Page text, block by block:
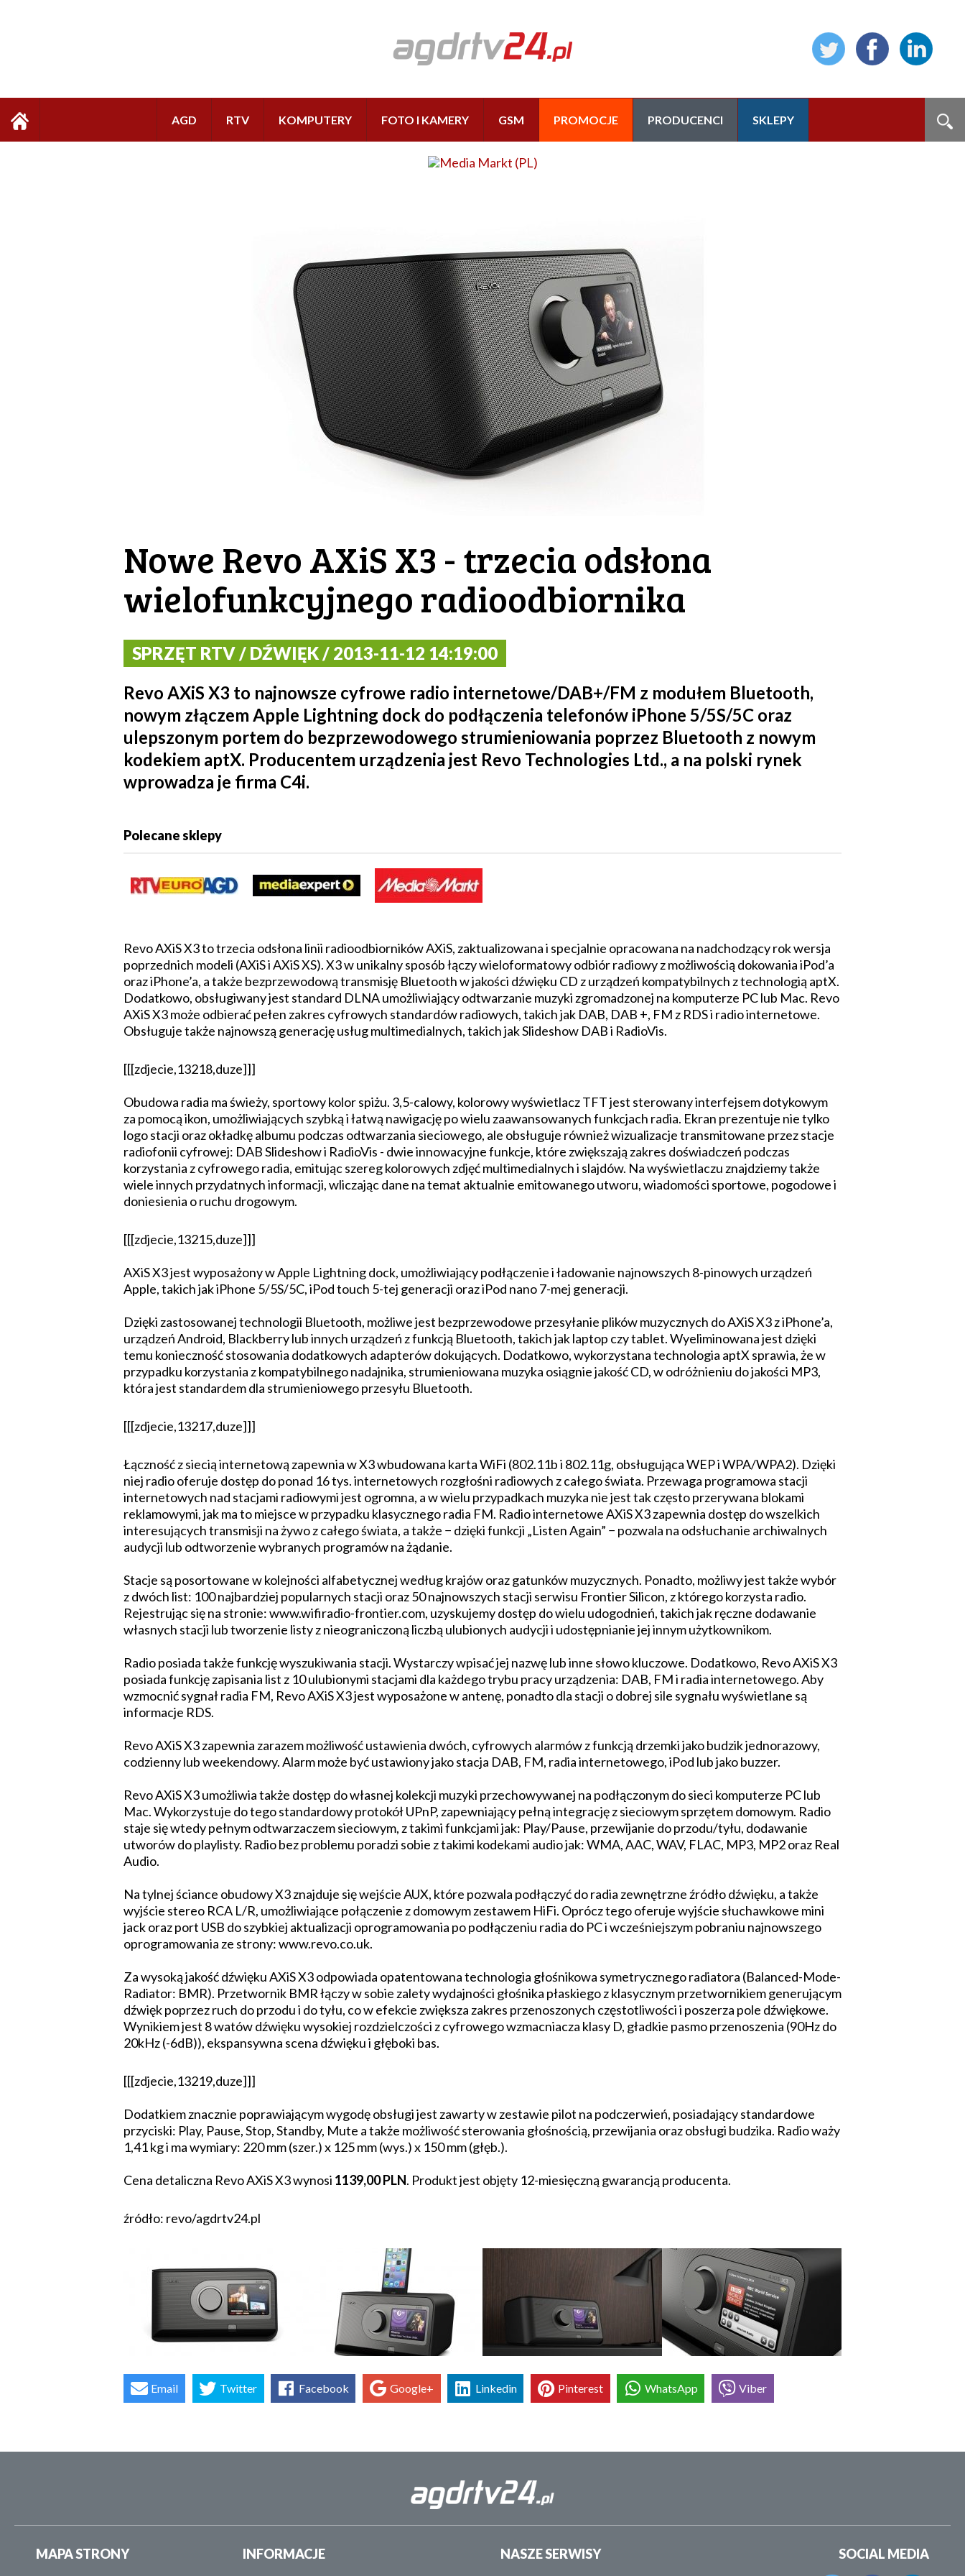
AGD RTV KOMPUTERY FOTO I KAMERY GSM PROMOCJE PRODUCENCI SKLEPY
Nowe Revo AXiS X3 - trzecia odsłona
wielofunkcyjnego radioodbiornika
SPRZĘT RTV / DŹWIĘK / 2013-11-12 14:19:00
Revo AXiS X3 to najnowsze cyfrowe radio internetowe/DAB+/FM z modułem Bluetooth,
nowym złączem Apple Lightning dock do podłączenia telefonów iPhone 5/5S/5C oraz
ulepszonym portem do bezprzewodowego strumieniowania poprzez Bluetooth z nowym
kodekiem aptX. Producentem urządzenia jest Revo Technologies Ltd., a na polski rynek
wprowadza je firma C4i.
Polecane sklepy
Revo AXiS X3 to trzecia odsłona linii radioodbiorników AXiS, zaktualizowana i specjalnie opracowana na nadchodzący rok wersja
poprzednich modeli (AXiS i AXiS XS). X3 w unikalny sposób łączy wieloformatowy odbiór radiowy z możliwością dokowania iPod’a
oraz iPhone’a, a także bezprzewodową transmisję Bluetooth w jakości dźwięku CD z urządzeń kompatybilnych z technologią aptX.
Dodatkowo, obsługiwany jest standard DLNA umożliwiający odtwarzanie muzyki zgromadzonej na komputerze PC lub Mac. Revo
AXiS X3 może odbierać pełen zakres cyfrowych standardów radiowych, takich jak DAB, DAB +, FM z RDS i radio internetowe.
Obsługuje także najnowszą generację usług multimedialnych, takich jak Slideshow DAB i RadioVis.
[[[zdjecie,13218,duze]]]
Obudowa radia ma świeży, sportowy kolor spiżu. 3,5-calowy, kolorowy wyświetlacz TFT jest sterowany interfejsem dotykowym
za pomocą ikon, umożliwiających szybką i łatwą nawigację po wielu zaawansowanych funkcjach radia. Ekran prezentuje nie tylko
logo stacji oraz okładkę albumu podczas odtwarzania sieciowego, ale obsługuje również wizualizacje transmitowane przez stacje
radiofonii cyfrowej: DAB Slideshow i RadioVis - dwie innowacyjne funkcje, które zwiększają zakres doświadczeń podczas
korzystania z cyfrowego radia, emitując szereg kolorowych zdjęć multimedialnych i slajdów. Na wyświetlaczu znajdziemy także
wiele innych przydatnych informacji, wliczając dane na temat aktualnie emitowanego utworu, wiadomości sportowe, pogodowe i
doniesienia o ruchu drogowym.
[[[zdjecie,13215,duze]]]
AXiS X3 jest wyposażony w Apple Lightning dock, umożliwiający podłączenie i ładowanie najnowszych 8-pinowych urządzeń
Apple, takich jak iPhone 5/5S/5C, iPod touch 5-tej generacji oraz iPod nano 7-mej generacji.
Dzięki zastosowanej technologii Bluetooth, możliwe jest bezprzewodowe przesyłanie plików muzycznych do AXiS X3 z iPhone’a,
urządzeń Android, Blackberry lub innych urządzeń z funkcją Bluetooth, takich jak laptop czy tablet. Wyeliminowana jest dzięki
temu konieczność stosowania dodatkowych adapterów dokujących. Dodatkowo, wykorzystana technologia aptX sprawia, że w
przypadku korzystania z kompatybilnego nadajnika, strumieniowana muzyka osiągnie jakość CD, w odróżnieniu do jakości MP3,
która jest standardem dla strumieniowego przesyłu Bluetooth.
[[[zdjecie,13217,duze]]]
Łączność z siecią internetową zapewnia w X3 wbudowana karta WiFi (802.11b i 802.11g, obsługująca WEP i WPA/WPA2). Dzięki
niej radio oferuje dostęp do ponad 16 tys. internetowych rozgłośni radiowych z całego świata. Przewaga programowa stacji
internetowych nad stacjami radiowymi jest ogromna, a w wielu przypadkach muzyka nie jest tak często przerywana blokami
reklamowymi, jak ma to miejsce w przypadku klasycznego radia FM. Radio internetowe AXiS X3 zapewnia dostęp do wszelkich
interesujących transmisji na żywo z całego świata, a także − dzięki funkcji „Listen Again” − pozwala na odsłuchanie archiwalnych
audycji lub odtworzenie wybranych programów na żądanie.
Stacje są posortowane w kolejności alfabetycznej według krajów oraz gatunków muzycznych. Ponadto, możliwy jest także wybór
z dwóch list: 100 najbardziej popularnych stacji oraz 50 najnowszych stacji serwisu Frontier Silicon, z którego korzysta radio.
Rejestrując się na stronie: www.wifiradio-frontier.com, uzyskujemy dostęp do wielu udogodnień, takich jak ręczne dodawanie
własnych stacji lub tworzenie listy z nieograniczoną liczbą ulubionych audycji i udostępnianie jej innym użytkownikom.
Radio posiada także funkcję wyszukiwania stacji. Wystarczy wpisać jej nazwę lub inne słowo kluczowe. Dodatkowo, Revo AXiS X3
posiada funkcję zapisania list z 10 ulubionymi stacjami dla każdego trybu pracy urządzenia: DAB, FM i radia internetowego. Aby
wzmocnić sygnał radia FM, Revo AXiS X3 jest wyposażone w antenę, ponadto dla stacji o dobrej sile sygnału wyświetlane są
informacje RDS.
Revo AXiS X3 zapewnia zarazem możliwość ustawienia dwóch, cyfrowych alarmów z funkcją drzemki jako budzik jednorazowy,
codzienny lub weekendowy. Alarm może być ustawiony jako stacja DAB, FM, radia internetowego, iPod lub jako buzzer.
Revo AXiS X3 umożliwia także dostęp do własnej kolekcji muzyki przechowywanej na podłączonym do sieci komputerze PC lub
Mac. Wykorzystuje do tego standardowy protokół UPnP, zapewniający pełną integrację z sieciowym sprzętem domowym. Radio
staje się wtedy pełnym odtwarzaczem sieciowym, z takimi funkcjami jak: Play/Pause, przewijanie do przodu/tyłu, dodawanie
utworów do playlisty. Radio bez problemu poradzi sobie z takimi kodekami audio jak: WMA, AAC, WAV, FLAC, MP3, MP2 oraz Real
Audio.
Na tylnej ściance obudowy X3 znajduje się wejście AUX, które pozwala podłączyć do radia zewnętrzne źródło dźwięku, a także
wyjście stereo RCA L/R, umożliwiające połączenie z domowym zestawem HiFi. Oprócz tego oferuje wyjście słuchawkowe mini
jack oraz port USB do szybkiej aktualizacji oprogramowania po podłączeniu radia do PC i wcześniejszym pobraniu najnowszego
oprogramowania ze strony: www.revo.co.uk.
Za wysoką jakość dźwięku AXiS X3 odpowiada opatentowana technologia głośnikowa symetrycznego radiatora (Balanced-Mode-
Radiator: BMR). Przetwornik BMR łączy w sobie zalety wydajności głośnika płaskiego z klasycznym przetwornikiem generującym
dźwięk poprzez ruch do przodu i do tyłu, co w efekcie zwiększa zakres przenoszonych częstotliwości i poszerza pole dźwiękowe.
Wynikiem jest 8 watów dźwięku wysokiej rozdzielczości z cyfrowego wzmacniacza klasy D, gładkie pasmo przenoszenia (90Hz do
20kHz (-6dB)), ekspansywna scena dźwięku i głęboki bas.
[[[zdjecie,13219,duze]]]
Dodatkiem znacznie poprawiającym wygodę obsługi jest zawarty w zestawie pilot na podczerwień, posiadający standardowe
przyciski: Play, Pause, Stop, Standby, Mute a także możliwość sterowania głośnością, przewijania oraz obsługi budzika. Radio waży
1,41 kg i ma wymiary: 220 mm (szer.) x 125 mm (wys.) x 150 mm (głęb.).
Cena detaliczna Revo AXiS X3 wynosi 1139,00 PLN. Produkt jest objęty 12-miesięczną gwarancją producenta.
źródło: revo/agdrtv24.pl
Email Twitter Facebook Google+ Linkedin Pinterest WhatsApp Viber
MAPA STRONY INFORMACJE NASZE SERWISY SOCIAL MEDIA